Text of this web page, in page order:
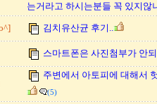
는거라고 하시는분들 꼭 있지않
김치유산균 후기..
스마트폰은 사진첨부가 안
주변에서 아토피에 대해서
(5)